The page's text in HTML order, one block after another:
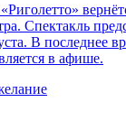
Спектакль
В последнее
в афише.